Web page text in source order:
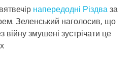
напередодні Різдваза
Зеленський наголосив, що
війну змушені зустрічати це